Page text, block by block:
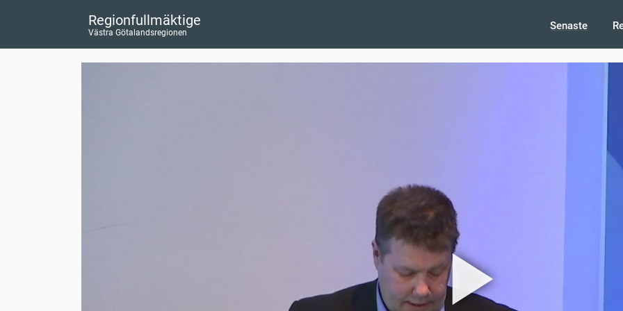
Regionfullmäktige
Västra Götalandsregionen
Senaste